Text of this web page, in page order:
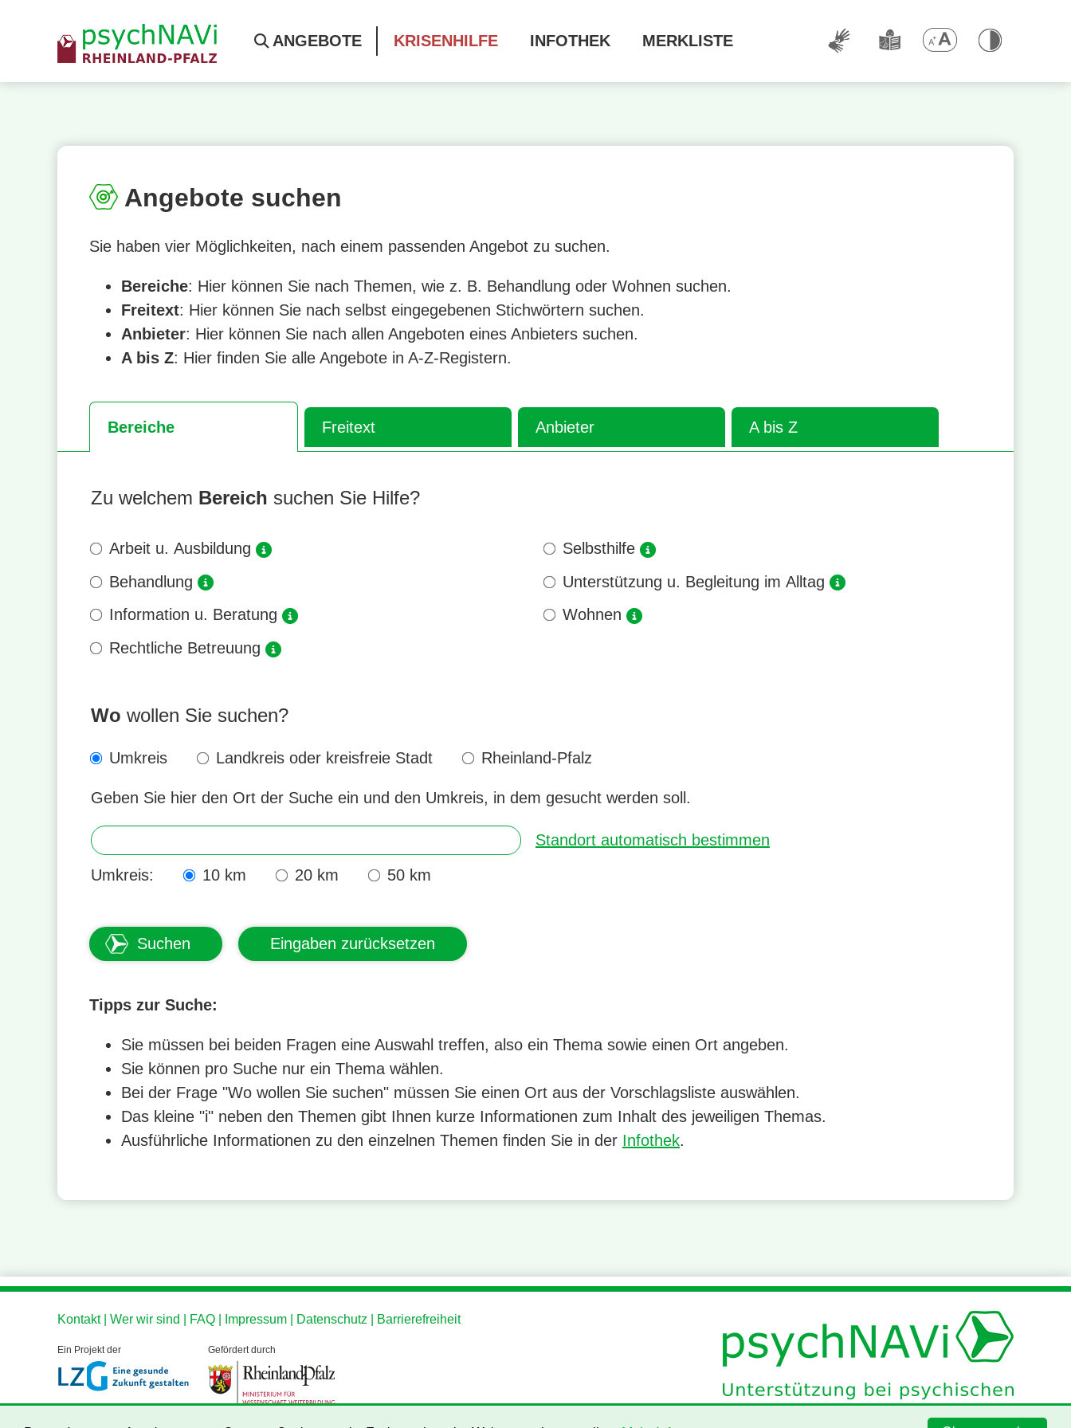
ANGEBOTE KRISENHILFE INFOTHEK MERKLISTE
Angebote suchen
Sie haben vier Möglichkeiten, nach einem passenden Angebot zu suchen.
Bereiche: Hier können Sie nach Themen, wie z. B. Behandlung oder Wohnen suchen.
Freitext: Hier können Sie nach selbst eingegebenen Stichwörtern suchen.
Anbieter: Hier können Sie nach allen Angeboten eines Anbieters suchen.
A bis Z: Hier finden Sie alle Angebote in A-Z-Registern.
Bereiche Freitext Anbieter A bis Z
Zu welchem Bereich suchen Sie Hilfe?
Arbeit u. Ausbildung 
Behandlung 
Information u. Beratung 
Rechtliche Betreuung 
Selbsthilfe 
Unterstützung u. Begleitung im Alltag 
Wohnen 
Wo wollen Sie suchen?
Umkreis Landkreis oder kreisfreie Stadt Rheinland-Pfalz
Geben Sie hier den Ort der Suche ein und den Umkreis, in dem gesucht werden soll.
Standort automatisch bestimmen
Umkreis:
10 km 20 km 50 km
Tipps zur Suche:
Sie müssen bei beiden Fragen eine Auswahl treffen, also ein Thema sowie einen Ort angeben.
Sie können pro Suche nur ein Thema wählen.
Bei der Frage "Wo wollen Sie suchen" müssen Sie einen Ort aus der Vorschlagsliste auswählen.
Das kleine "i" neben den Themen gibt Ihnen kurze Informationen zum Inhalt des jeweiligen Themas.
Ausführliche Informationen zu den einzelnen Themen finden Sie in der Infothek.
Kontakt Wer wir sind FAQ Impressum Datenschutz Barrierefreiheit
Ein Projekt der Gefördert durch